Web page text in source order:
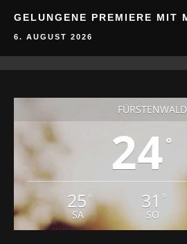
GELUNGENE PREMIERE MIT
6. AUGUST 2026
24°
25 °
SA
31 °
SO